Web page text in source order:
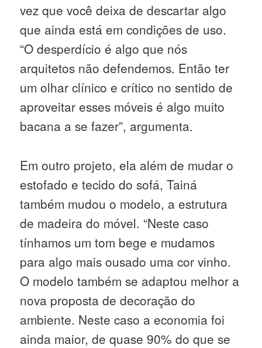
vez que você deixa de descartar algo
que ainda está em condições de uso.
“O desperdício é algo que nós
arquitetos não defendemos. Então ter
um olhar clínico e crítico no sentido de
aproveitar esses móveis é algo muito
bacana a se fazer”, argumenta.
Em outro projeto, ela além de mudar o
estofado e tecido do sofá, Tainá
também mudou o modelo, a estrutura
de madeira do móvel. “Neste caso
tínhamos um tom bege e mudamos
para algo mais ousado uma cor vinho.
O modelo também se adaptou melhor a
nova proposta de decoração do
ambiente. Neste caso a economia foi
ainda maior, de quase 90% do que se